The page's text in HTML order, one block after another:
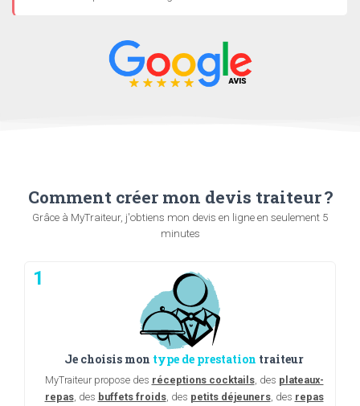
Comment créer mon devis traiteur ?
Grâce à MyTraiteur, j'obtiens mon devis en ligne en seulement 5
minutes
1
Je choisis mon type de prestation traiteur
MyTraiteur propose des réceptions cocktails, des plateaux-
repas, des buffets froids, des petits déjeuners, des repas